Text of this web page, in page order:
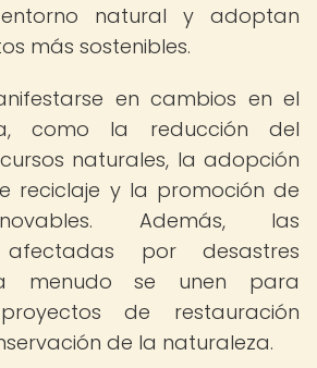
natural y adoptan
más sostenibles.
en cambios en el
como la reducción del
naturales, la adopción
reciclaje y la promoción de
Además, las
afectadas por desastres
menudo se unen para
de restauración
de la naturaleza.